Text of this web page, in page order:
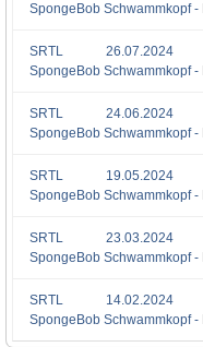
SpongeBob Schwammkopf -
SRTL
26.07.2024
SpongeBob Schwammkopf -
SRTL
24.06.2024
SpongeBob Schwammkopf -
SRTL
19.05.2024
SpongeBob Schwammkopf -
SRTL
23.03.2024
SpongeBob Schwammkopf -
SRTL
14.02.2024
SpongeBob Schwammkopf -